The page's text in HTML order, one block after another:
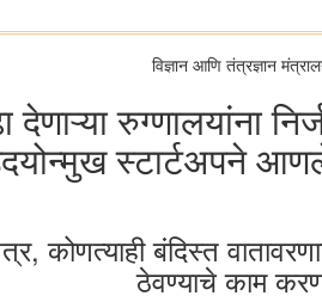
विज्ञान आणि तंत्रज्ञान
देणाऱ्या रुग्णालयांना
स्टार्टअपने
बंदिस्त
ठेवण्याचे काम